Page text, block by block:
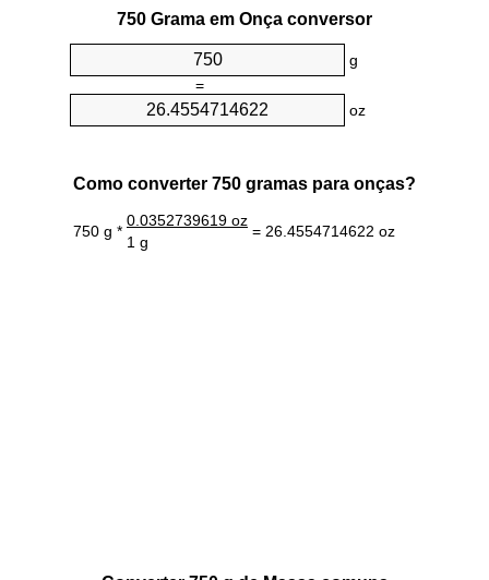
750 Grama em Onça conversor
g
=
oz
Como converter 750 gramas para onças?
750 g *
0.0352739619 oz
= 26.4554714622 oz
1 g